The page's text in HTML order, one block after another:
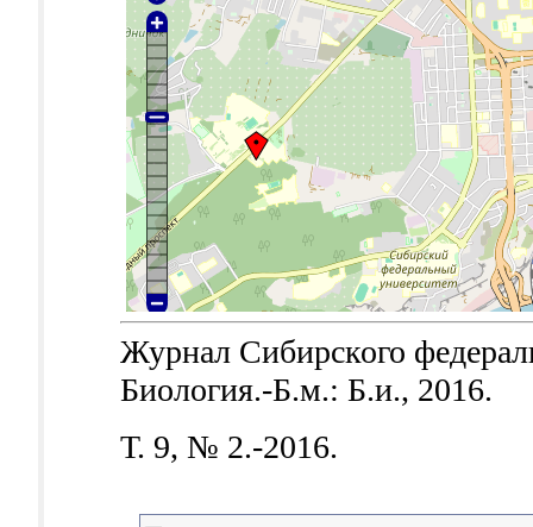
Журнал Сибирского
Биология.-Б.м.: Б.и., 2016.
Т. 9, № 2.-2016.